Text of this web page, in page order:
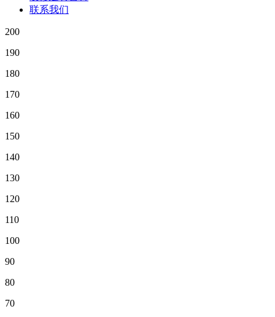
联系我们
200
190
180
170
160
150
140
130
120
110
100
90
80
70